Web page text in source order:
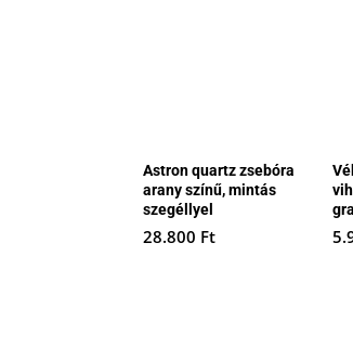
Astron quartz zsebóra
arany színű, mintás
szegéllyel
28.800 Ft